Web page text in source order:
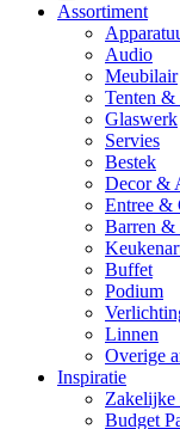
Assortiment
Audio
Meubilair
Tenten &
Glaswerk
Servies
Bestek
Decor &
Entree &
Barren &
Buffet
Podium
Linnen
Overige
Inspiratie
Zakelijke
Budget